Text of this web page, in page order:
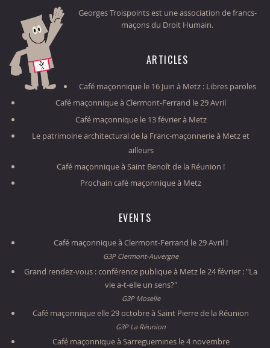
Georges Troispoints est une association de francs-
maçons du Droit Humain.
ARTICLES
Café maçonnique le 16 Juin à Metz : Libres paroles
Café maçonnique à Clermont-Ferrand le 29 Avril
Café maçonnique le 13 février à Metz
Le patrimoine architectural de la Franc-maçonnerie à Metz et
ailleurs
Café maçonnique à Saint Benoît de la Réunion !
Prochain café maçonnique à Metz
EVENTS
Café maçonnique à Clermont-Ferrand le 29 Avril !
G3P Clermont-Auvergne
Grand rendez-vous : conférence publique à Metz le 24 février : "La
vie a-t-elle un sens?"
G3P Moselle
Café maçonnique elle 29 octobre à Saint Pierre de la Réunion
G3P La Réunion
Café maçonnique à Sarreguemines le 4 novembre